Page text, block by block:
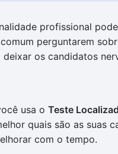
profissional
perguntarem
os candidatos
usa o Teste
quais são as suas
com o tempo.